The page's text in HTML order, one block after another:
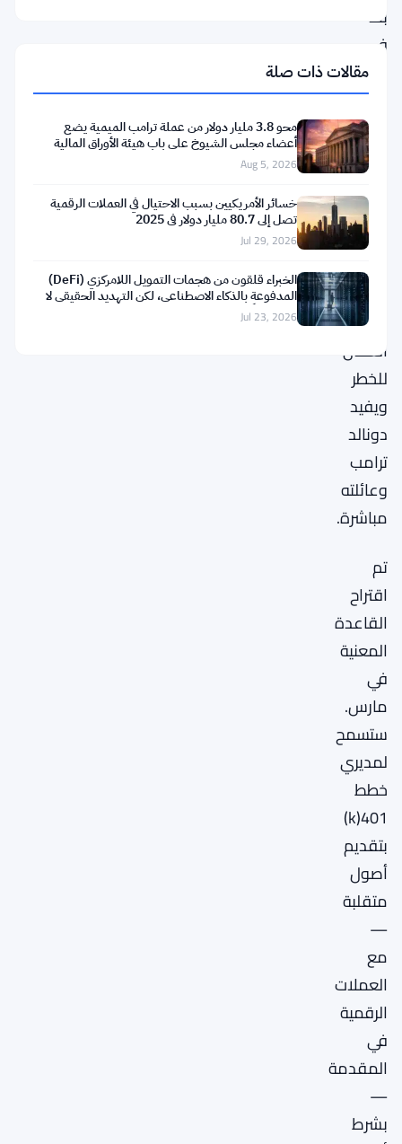
بما
في
ذلك
بيتكوين
BTC
).
بالنسبة
لهما،
الأمر
بسيط:
يعرض
أموال
العمال
للخطر
ويفيد
دونالد
ترامب
وعائلته
مباشرة.
تم
اقتراح
القاعدة
المعنية
في
مارس.
ستسمح
لمديري
خطط
401(k)
بتقديم
أصول
متقلبة
—
مع
العملات
الرقمية
في
المقدمة
—
بشرط
مقالات ذات صلة
محو 3.8 مليار دولار من عملة ترامب الميمية يضع
أعضاء مجلس الشيوخ على باب هيئة الأوراق المالية
Aug 5, 2026
خسائر الأمريكيين بسبب الاحتيال في العملات الرقمية
تصل إلى 80.7 مليار دولار في 2025
Jul 29, 2026
الخبراء قلقون من هجمات التمويل اللامركزي (DeFi)
المدفوعة بالذكاء الاصطناعي، لكن التهديد الحقيقي لا
يزال غامضًا
Jul 23, 2026